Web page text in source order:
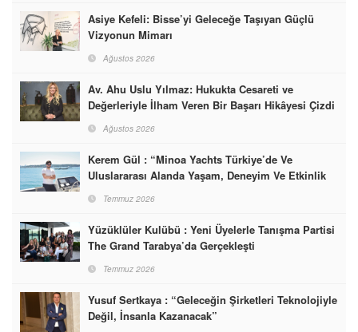
Asiye Kefeli: Bisse’yi Geleceğe Taşıyan Güçlü
Vizyonun Mimarı
Ağustos 2026
Av. Ahu Uslu Yılmaz: Hukukta Cesareti ve
Değerleriyle İlham Veren Bir Başarı Hikâyesi Çizdi
Ağustos 2026
Kerem Gül : “Minoa Yachts Türkiye’de Ve
Uluslararası Alanda Yaşam, Deneyim Ve Etkinlik
Temmuz 2026
Yüzüklüler Kulübü : Yeni Üyelerle Tanışma Partisi
The Grand Tarabya’da Gerçekleşti
Temmuz 2026
Yusuf Sertkaya : “Geleceğin Şirketleri Teknolojiyle
Değil, İnsanla Kazanacak”